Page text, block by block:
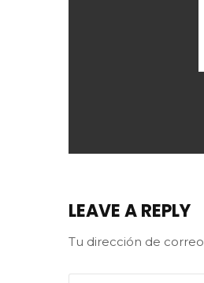
LEAVE A REPLY
Tu dirección de